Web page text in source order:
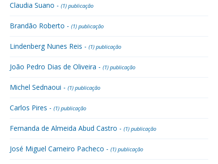
Claudia Suano - (1) publicação
Brandão Roberto - (1) publicação
Lindenberg Nunes Reis - (1) publicação
João Pedro Dias de Oliveira - (1) publicação
Michel Sednaoui - (1) publicação
Carlos Pires - (1) publicação
Fernanda de Almeida Abud Castro - (1) publicação
José Miguel Carneiro Pacheco - (1) publicação